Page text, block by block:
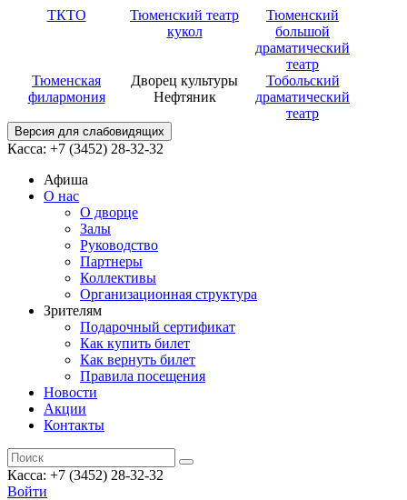
ТКТО
Тюменский театр
кукол
Тюменский
большой
драматический
театр
Тюменская
филармония
Дворец культуры
Нефтяник
Тобольский
драматический
театр
Версия для слабовидящих
Касса: +7 (3452) 28-32-32
Афиша
О нас
О дворце
Залы
Руководство
Партнеры
Коллективы
Организационная структура
Зрителям
Подарочный сертификат
Как купить билет
Как вернуть билет
Правила посещения
Новости
Акции
Контакты
Касса: +7 (3452) 28-32-32
Войти